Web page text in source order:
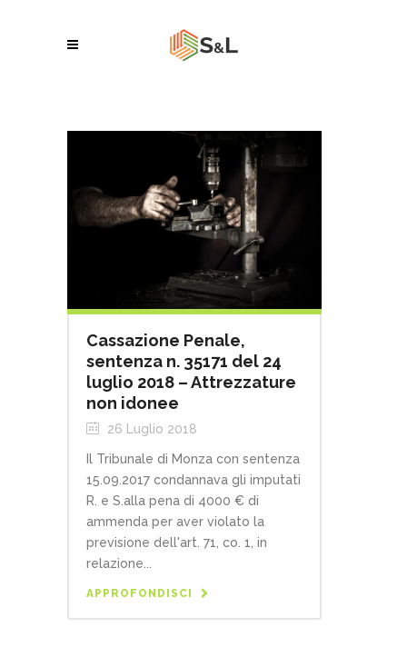
Cassazione Penale,
sentenza n. 35171 del 24
luglio 2018 – Attrezzature
non idonee
26 Luglio 2018
Il Tribunale di Monza con sentenza
15.09.2017 condannava gli imputati
R. e S.alla pena di 4000 € di
ammenda per aver violato la
previsione dell'art. 71, co. 1, in
relazione...
APPROFONDISCI